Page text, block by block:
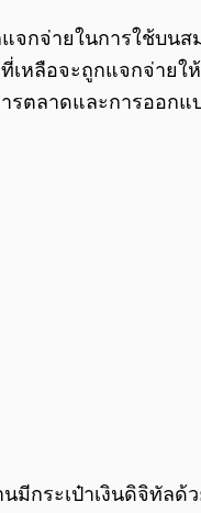
กจ่ายในการใช้บน
หลือจะถูกแจกจ่าย
ตลาดและการออก
กระเป๋าเงินดิจิทัลด้